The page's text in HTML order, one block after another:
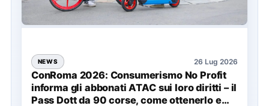
NEWS 26 Lug 2026
ConRoma 2026: Consumerismo No Profit
informa gli abbonati ATAC sui loro diritti – il
Pass Dott da 90 corse, come ottenerlo e